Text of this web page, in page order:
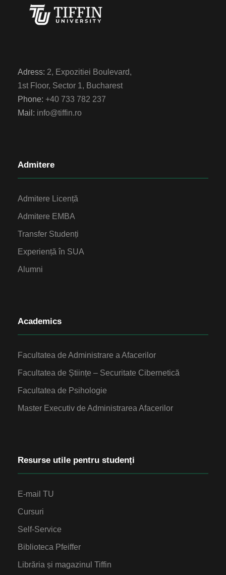
Adress: 2, Expozitiei Boulevard,
1st Floor, Sector 1, Bucharest
Phone: +40 733 782 237
Mail: info@tiffin.ro
Admitere
Admitere Licență
Admitere EMBA
Transfer Studenți
Experiență în SUA
Alumni
Academics
Facultatea de Administrare a Afacerilor
Facultatea de Științe – Securitate Cibernetică
Facultatea de Psihologie
Master Executiv de Administrarea Afacerilor
Resurse utile pentru studenți
E-mail TU
Cursuri
Self-Service
Biblioteca Pfeiffer
Librăria și magazinul Tiffin